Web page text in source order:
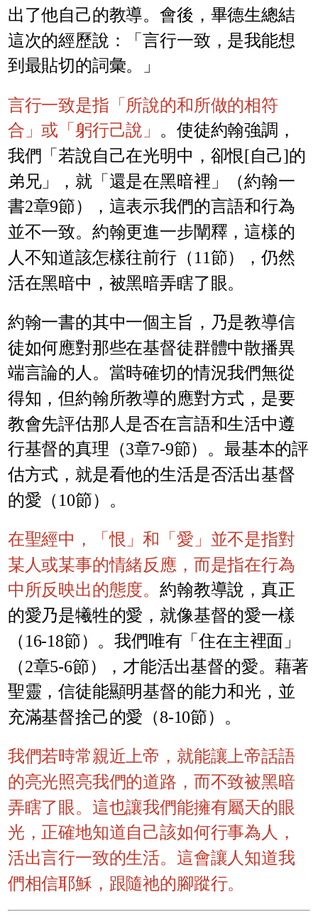
出了他自己的教導。會後，畢德生總結
這次的經歷說：「言行一致，是我能想
到最貼切的詞彙。」
言行一致是指「所說的和所做的相符
合」或「躬行己說」 。使徒約翰強調，
我們「若說自己在光明中，卻恨[自己]的
弟兄」，就「還是在黑暗裡」（約翰一
書2章9節），這表示我們的言語和行為
並不一致。約翰更進一步闡釋，這樣的
人不知道該怎樣往前行（11節），仍然
活在黑暗中，被黑暗弄瞎了眼。
約翰一書的其中一個主旨，乃是教導信
徒如何應對那些在基督徒群體中散播異
端言論的人。當時確切的情況我們無從
得知，但約翰所教導的應對方式，是要
教會先評估那人是否在言語和生活中遵
行基督的真理（3章7-9節）。最基本的評
估方式，就是看他的生活是否活出基督
的愛（10節）。
在聖經中，「恨」和「愛」並不是指對
某人或某事的情緒反應，而是指在行為
中所反映出的態度。約翰教導說，真正
的愛乃是犧牲的愛，就像基督的愛一樣
（16-18節）。我們唯有「住在主裡面」
（2章5-6節），才能活出基督的愛。藉著
聖靈，信徒能顯明基督的能力和光，並
充滿基督捨己的愛（8-10節）。
我們若時常親近上帝，就能讓上帝話語
的亮光照亮我們的道路，而不致被黑暗
弄瞎了眼。這也讓我們能擁有屬天的眼
光，正確地知道自己該如何行事為人，
活出言行一致的生活。這會讓人知道我
們相信耶穌，跟隨祂的腳蹤行。